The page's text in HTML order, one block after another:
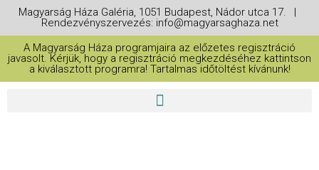
Magyarság Háza Galéria, 1051 Budapest, Nádor utca 17. |
Rendezvényszervezés: info@magyarsaghaza.net
A Magyarság Háza programjaira az előzetes regisztráció
javasolt. Kérjük, hogy a regisztráció megkezdéséhez kattintson
a kiválasztott programra! Tartalmas időtöltést kívánunk!